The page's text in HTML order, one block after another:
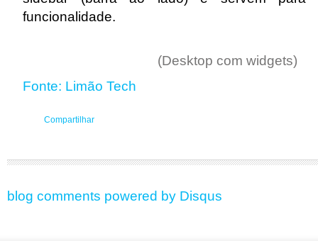
funcionalidade.
(Desktop com widgets)
Fonte: Limão Tech
Compartilhar
blog comments powered by Disqus